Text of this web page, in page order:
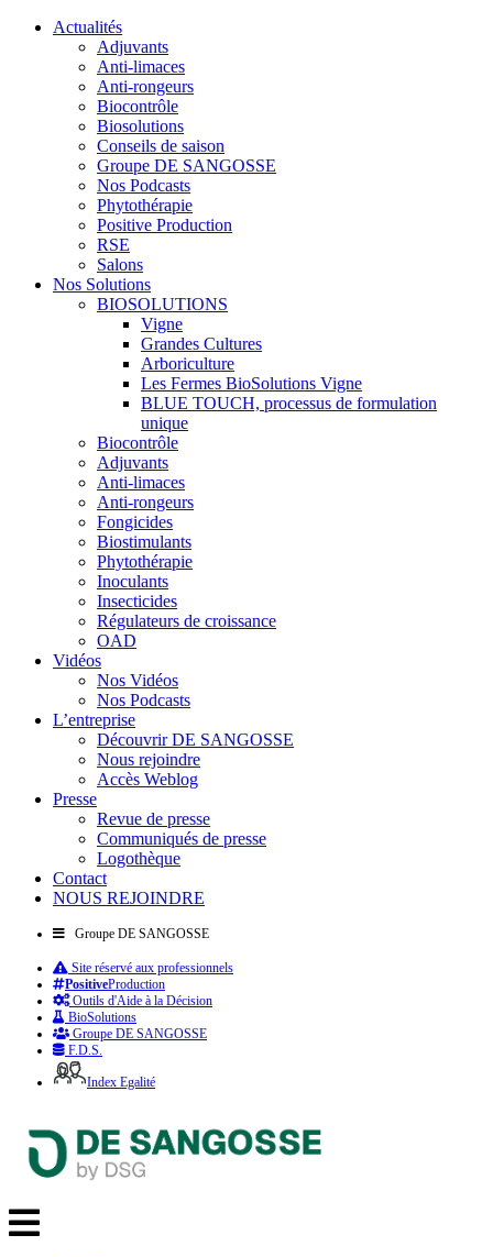
Actualités
Adjuvants
Anti-limaces
Anti-rongeurs
Biocontrôle
Biosolutions
Conseils de saison
Groupe DE SANGOSSE
Nos Podcasts
Phytothérapie
Positive Production
RSE
Salons
Nos Solutions
BIOSOLUTIONS
Vigne
Grandes Cultures
Arboriculture
Les Fermes BioSolutions Vigne
BLUE TOUCH, processus de formulation
unique
Biocontrôle
Adjuvants
Anti-limaces
Anti-rongeurs
Fongicides
Biostimulants
Phytothérapie
Inoculants
Insecticides
Régulateurs de croissance
OAD
Vidéos
Nos Vidéos
Nos Podcasts
L’entreprise
Découvrir DE SANGOSSE
Nous rejoindre
Accès Weblog
Presse
Revue de presse
Communiqués de presse
Logothèque
Contact
NOUS REJOINDRE
Groupe DE SANGOSSE
Site réservé aux professionnels
PositiveProduction
Outils d'Aide à la Décision
BioSolutions
Groupe DE SANGOSSE
F.D.S.
Index Egalité